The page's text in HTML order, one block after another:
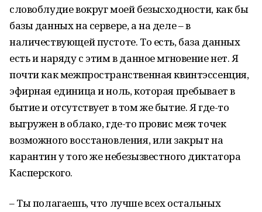
словоблудие вокруг моей безысходности, как бы
базы данных на сервере, а на деле – в
наличествующей пустоте. То есть, база данных
есть и наряду с этим в данное мгновение нет. Я
почти как межпространственная квинтэссенция,
эфирная единица и ноль, которая пребывает в
бытие и отсутствует в том же бытие. Я где-то
выгружен в облако, где-то провис меж точек
возможного восстановления, или закрыт на
карантин у того же небезызвестного диктатора
Касперского.
– Ты полагаешь, что лучше всех остальных